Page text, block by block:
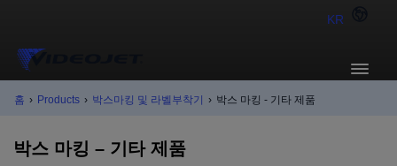
KR
홈 › Products › 박스마킹 및 라벨부착기 › 박스 마킹 - 기타 제품
박스 마킹 – 기타 제품